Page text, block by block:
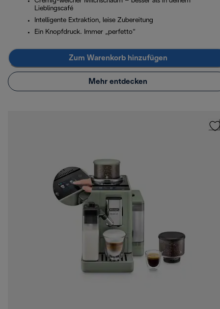
Lieblingscafé
Intelligente Extraktion, leise Zubereitung
Ein Knopfdruck. Immer „perfetto“
Zum Warenkorb hinzufügen
Mehr entdecken